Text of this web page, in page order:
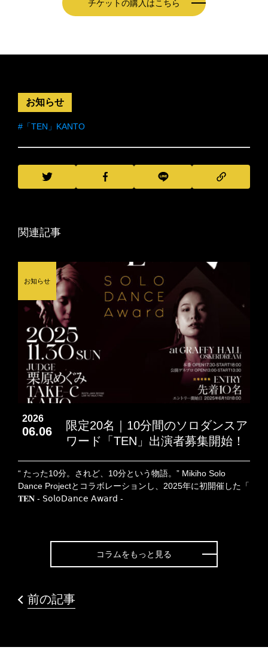
チケットの購入はこちら
お知らせ
#「TEN」KANTO
関連記事
お知らせ
2026
06.06
限定20名｜10分間のソロダンスア
ワード「TEN」出演者募集開始！
“ たった10分。されど、10分という物語。” Mikiho Solo
Dance Projectとコラボレーションし、2025年に初開催した「
𝐓𝐄𝐍 - 𝖲𝗈𝗅𝗈𝖣𝖺𝗇𝖼𝖾 𝖠𝗐𝖺𝗋𝖽 -
コラムをもっと見る
前の記事